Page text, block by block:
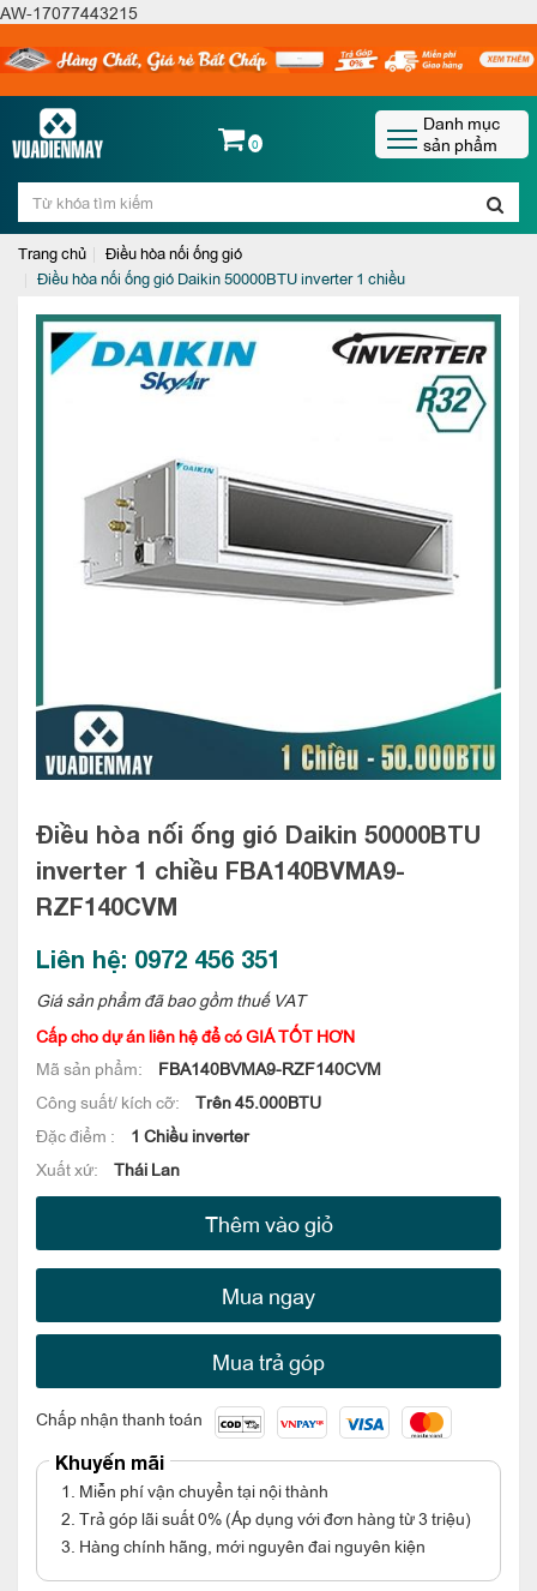
AW-17077443215
0
Danh mục
sản phẩm
Trang chủ
Điều hòa nối ống gió
Điều hòa nối ống gió Daikin 50000BTU inverter 1 chiều
Điều hòa nối ống gió Daikin 50000BTU
inverter 1 chiều FBA140BVMA9-
RZF140CVM
Liên hệ: 0972 456 351
Giá sản phẩm đã bao gồm thuế VAT
Cấp cho dự án liên hệ để có GIÁ TỐT HƠN
Mã sản phẩm:
FBA140BVMA9-RZF140CVM
Công suất/ kích cỡ:
Trên 45.000BTU
Đặc điểm :
1 Chiều inverter
Xuất xứ:
Thái Lan
Thêm vào giỏ
Mua ngay
Mua trả góp
Chấp nhận thanh toán
Khuyến mãi
1. Miễn phí vận chuyển tại nội thành
2. Trả góp lãi suất 0% (Áp dụng với đơn hàng từ 3 triệu)
3. Hàng chính hãng, mới nguyên đai nguyên kiện